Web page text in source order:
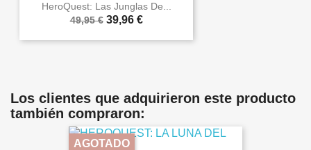
HeroQuest: Las Junglas De...
49,95 € 39,96 €
Los clientes que adquirieron este producto
también compraron:
AGOTADO